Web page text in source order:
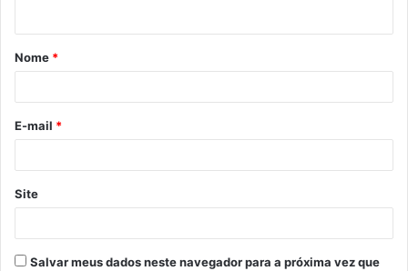
á
r
*
Nome *
E-mail *
Site
Salvar meus dados neste navegador para a próxima vez que